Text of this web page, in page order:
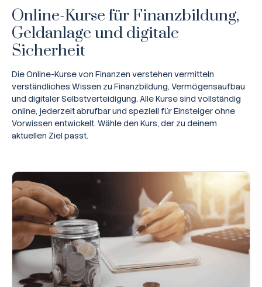
Online Kurse
Online-Kurse für Finanzbildung,
Geldanlage und digitale
Sicherheit
Die Online-Kurse von Finanzen verstehen vermitteln
verständliches Wissen zu Finanzbildung, Vermögensaufbau
und digitaler Selbstverteidigung. Alle Kurse sind vollständig
online, jederzeit abrufbar und speziell für Einsteiger ohne
Vorwissen entwickelt. Wähle den Kurs, der zu deinem
aktuellen Ziel passt.